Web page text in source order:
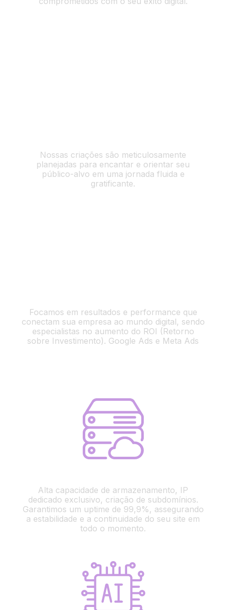
Nossas criações são meticulosamente
planejadas para encantar e orientar seu
público-alvo em uma jornada fluida e
gratificante.
Focamos em resultados e performance que
conectam sua empresa ao mundo digital, sendo
especialistas no aumento do ROI (Retorno
sobre Investimento). Google Ads e Meta Ads
Alta capacidade de armazenamento, IP
dedicado exclusivo, criação de subdomínios.
Garantimos um uptime de 99,9%, assegurando
a estabilidade e a continuidade do seu site em
todo o momento.